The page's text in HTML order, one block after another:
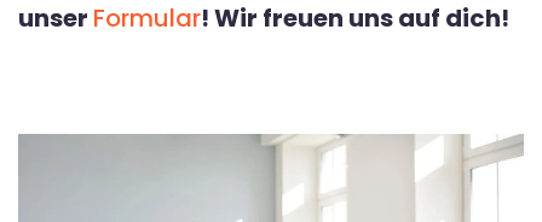
unser Formular! Wir freuen uns auf dich!